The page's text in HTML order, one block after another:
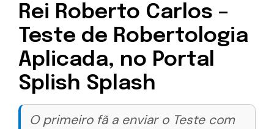
Rei Roberto Carlos –
Teste de Robertologia
Aplicada, no Portal
Splish Splash
O primeiro fã a enviar o Teste com